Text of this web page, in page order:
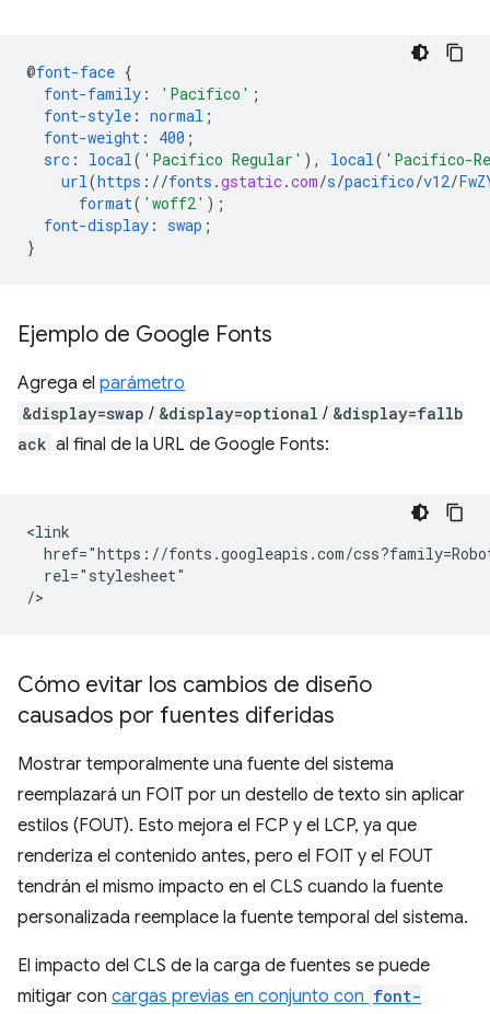
@font-face {
font-family : 'Pacifico' ;
font-style : normal ;
font-weight : 400 ;
src : local ( 'Pacifico Regular' ), local ( 'Pacifico-
url (https ://fonts .gstatic.com/s/pacifico/v12/
format( 'woff2' );
font-display : swap ;
}
Ejemplo de Google Fonts
Agrega el parámetro
&display=swap / &display=optional / &display=fallb
ack al final de la URL de Google Fonts:
<link
href="https://fonts.googleapis.com/
  rel="stylesheet"
Cómo evitar los cambios de diseño
causados por fuentes diferidas
Mostrar temporalmente una fuente del sistema
reemplazará un FOIT por un destello de texto sin aplicar
estilos (FOUT). Esto mejora el FCP y el LCP, ya que
renderiza el contenido antes, pero el FOIT y el FOUT
tendrán el mismo impacto en el CLS cuando la fuente
personalizada reemplace la fuente temporal del sistema.
El impacto del CLS de la carga de fuentes se puede
mitigar con cargas previas en conjunto con font-